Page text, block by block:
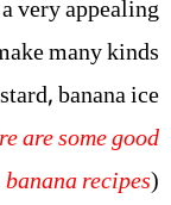
very appealing
many kinds
banana ice
are some good
banana recipes)